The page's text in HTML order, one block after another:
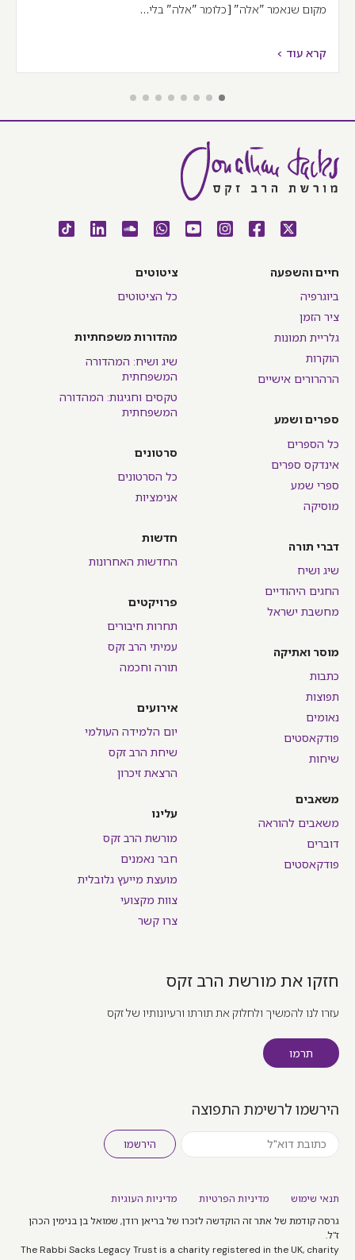
מקום שנאמר "אלה" [כלומר "אלה" בלי…
קרא עוד >
חיים והשפעה
ביוגרפיה
ציר הזמן
גלריית תמונות
הוקרות
הרהרורים אישיים
ספרים ושמע
כל הספרים
אינדקס ספרים
ספרי שמע
מוסיקה
דברי תורה
שיג ושיח
החגים היהודיים
מחשבת ישראל
מוסר ואתיקה
כתבות
תפוצות
נאומים
פודקאסטים
שיחות
משאבים
משאבים להוראה
דוברים
פודקאסטים
ציטוטים
כל הציטוטים
מהדורות משפחתיות
שיג ושיח: המהדורה
המשפחתית
טקסים וחגיגות: המהדורה
המשפחתית
סרטונים
כל הסרטונים
אנימציות
חדשות
החדשות האחרונות
פרויקטים
תחרות חיבורים
עמיתי הרב זקס
תורה וחכמה
אירועים
יום הלמידה העולמי
שיחת הרב זקס
הרצאת זיכרון
עלינו
מורשת הרב זקס
חבר נאמנים
מועצת מייעץ גלובלית
צוות מקצועי
צרו קשר
חזקו את מורשת הרב זקס
עזרו לנו להמשיך ולחלוק את תורתו ורעיונותיו של זקס
תרמו
הירשמו לרשימת התפוצה
הירשמו
תנאי שימוש מדיניות הפרטיות
מדיניות העוגיות
גרסה קודמת של אתר זה הוקדשה לזכרו של בריאן רודן, שמואל בן בנימין הכהן
ז"ל.
The Rabbi Sacks Legacy Trust is a charity registered in the UK, charity